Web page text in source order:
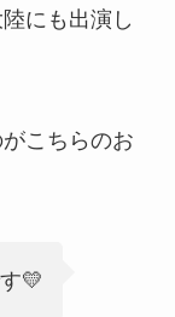
にも出演し
こちらのお
💛